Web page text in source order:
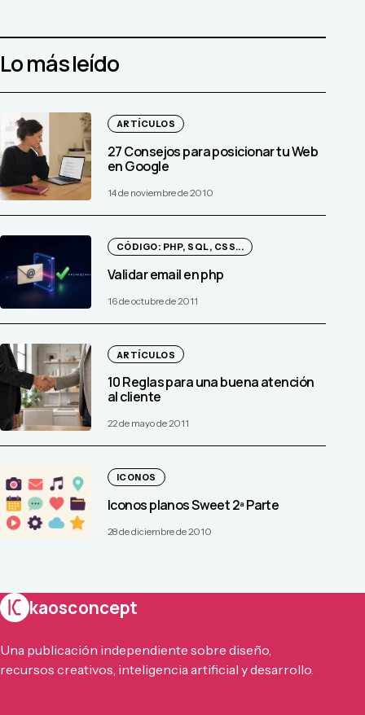
Lo más leído
ARTÍCULOS
27 Consejos para posicionar tu Web
en Google
14 de noviembre de 2010
CÓDIGO: PHP, SQL, CSS...
Validar email en php
16 de octubre de 2011
ARTÍCULOS
10 Reglas para una buena atención
al cliente
22 de mayo de 2011
ICONOS
Iconos planos Sweet 2ª Parte
28 de diciembre de 2010
kaosconcept
Una publicación independiente sobre diseño,
recursos creativos, inteligencia artificial y desarrollo.